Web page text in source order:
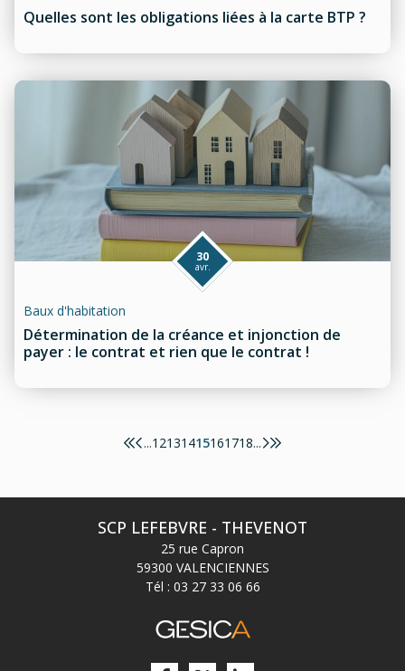
Quelles sont les obligations liées à la carte BTP ?
Détermination de la créance et injonction de
payer : le contrat et rien que le contrat !
30
avr.
Baux d'habitation
...12131415161718...
SCP LEFEBVRE - THEVENOT
25 rue Capron
59300 VALENCIENNES
Tél : 03 27 33 06 66